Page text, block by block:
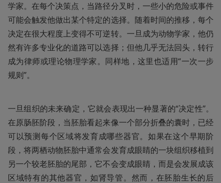
学家。在每个决策点，当路径分叉时，一些小的危险或事件
可能会触发他做出某个特定的选择。随着时间的推移，每个
决定在很大程度上变得不可逆转。一旦成为动物学家，他仍
然有许多专业化的道路可以选择；但他几乎无法回头，转行
成为律师或理论物理学家。同样地，这里也适用“一次一步
规则”。
一旦组织的未来确定，它就会表现出一种显著的“决定性”。
在原肠胚阶段，当胚胎看起来像一个部分折叠的囊时，已经
可以预测每个区域将发育成哪些器官。如果在这个早期阶
段，将两栖动物胚胎中通常会发育成眼睛的一块组织移植到
另一个较老胚胎的尾部，它不会变成眼睛，而是会发展成该
区域特有的其他器官，如肾导管。然而，在胚胎生长的后